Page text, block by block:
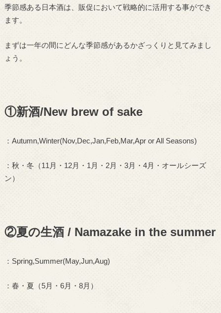
季節感ある日本酒は、販促において戦略的に活用する事ができ
ます。
まずは一年の間にどんな季節感があるかざっくりと見てみまし
ょう。
①新酒/New brew of sake
： Autumn,Winter(Nov,Dec,Jan,Feb,Mar,Apr or All Seasons)
：秋・冬（11 月・ 12月・ 1 月・ 2月・ 3月・ 4月・オールシーズ
ン）
②夏の生酒 / Namazake in the summer
： Spring,Summer(May,Jun,Aug)
：春・夏（5月・ 6月・ 8月）